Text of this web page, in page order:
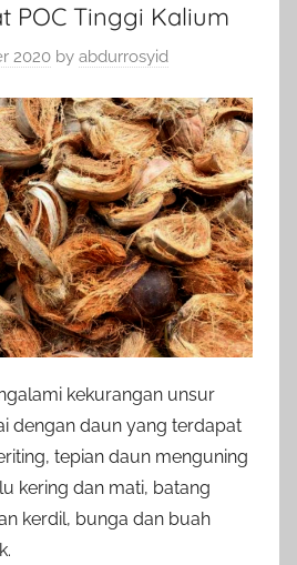
POC Tinggi Kalium
2020 by abdurrosyid
kekurangan unsur
dengan daun yang terdapat
tepian daun menguning
kering dan mati, batang
kerdil, bunga dan buah